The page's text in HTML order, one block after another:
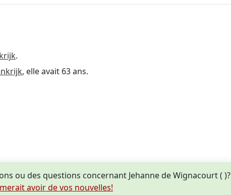
.
, elle avait 63 ans.
ou des questions concernant Jehanne de Wignacourt ( )?
avoir de vos nouvelles!